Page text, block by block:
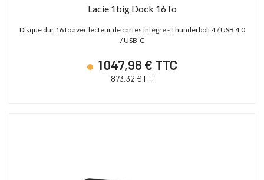
Lacie 1big Dock 16To
Disque dur 16To avec lecteur de cartes intégré - Thunderbolt 4 / USB 4.0
/ USB-C
1 047,98 € TTC
873,32 € HT